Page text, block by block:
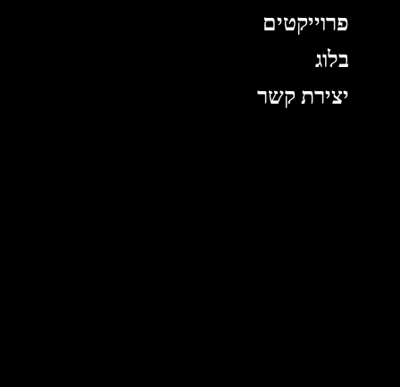
פרוייקטים
בלוג
יצירת קשר